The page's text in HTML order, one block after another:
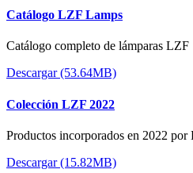
Catálogo LZF Lamps
Catálogo completo de lámparas LZF
Descargar (53.64MB)
Colección LZF 2022
Productos incorporados en 2022
Descargar (15.82MB)